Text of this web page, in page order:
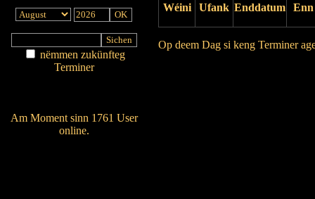
nëmmen zukünfteg
Terminer
Am Moment sinn 1761 User
online.
Wéini Ufank Enddatum Enn
Op deem Dag si keng Terminer